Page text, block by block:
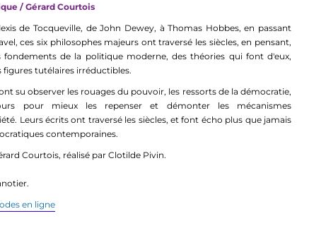
/ Gérard Courtois
de Tocqueville, de John Dewey, à Thomas Hobbes, en passant
ces six philosophes majeurs ont traversé les siècles, en pensant,
fondements de la politique moderne, des théories qui font d'eux,
figures tutélaires irréductibles.
su observer les rouages du pouvoir, les ressorts de la démocratie,
pour mieux les repenser et démonter les mécanismes
Leurs écrits ont traversé les siècles, et font écho plus que jamais
contemporaines.
Courtois, réalisé par Clotilde Pivin.
en ligne